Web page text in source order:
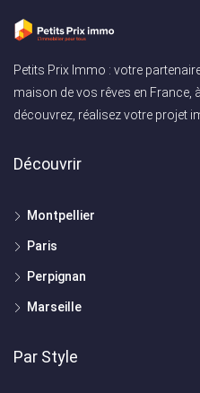
Petits Prix Immo : votre
maison de vos rêves en France,
découvrez, réalisez votre projet
Découvrir
Montpellier
Paris
Perpignan
Marseille
Par Style